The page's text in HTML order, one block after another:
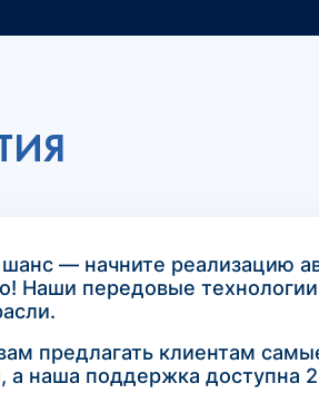
— начните реализацию
Наши передовые
предлагать клиентам
наша поддержка доступна